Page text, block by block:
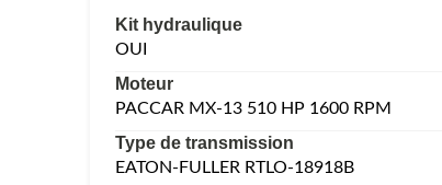
Kit hydraulique
OUI
Moteur
PACCAR MX-13 510 HP 1600 RPM
Type de transmission
EATON-FULLER RTLO-18918B